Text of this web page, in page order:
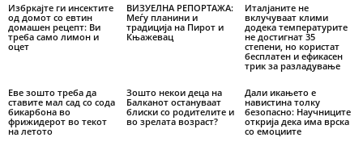
Избркајте ги инсектите
од домот со евтин
домашен рецепт: Ви
треба само лимон и
оцет
ВИЗУЕЛНА РЕПОРТАЖА:
Меѓу планини и
традиција на Пирот и
Књажевац
Италјаните не
вклучуваат клими
додека температурите
не достигнат 35
степени, но користат
бесплатен и ефикасен
трик за разладување
Еве зошто треба да
ставите мал сад со сода
бикарбона во
фрижидерот во текот
на летото
Зошто некои деца на
Балканот остануваат
блиски со родителите и
во зрелата возраст?
Дали икањето е
навистина толку
безопасно: Научниците
открија дека има врска
со емоциите